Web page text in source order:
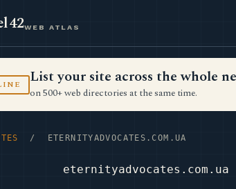
WEB ATLAS
List your site across the whole
on 500+ web directories at the same time.
/ ETERNITYADVOCATES.COM.UA
eternityadvocates.com.ua